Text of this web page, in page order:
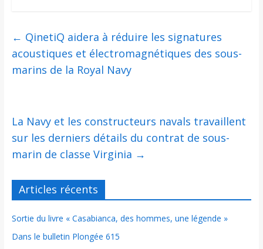
← QinetiQ aidera à réduire les signatures
acoustiques et électromagnétiques des sous-
marins de la Royal Navy
La Navy et les constructeurs navals travaillent
sur les derniers détails du contrat de sous-
marin de classe Virginia →
Articles récents
Sortie du livre « Casabianca, des hommes, une légende »
Dans le bulletin Plongée 615